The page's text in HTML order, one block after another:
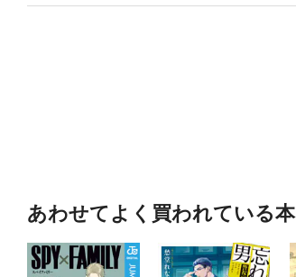
あわせてよく買われている本